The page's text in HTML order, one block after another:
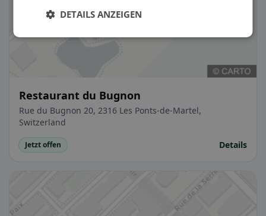
Restaurant du Bugnon
Rue du Bugnon 20, 2316 Les Ponts-de-Martel,
Switzerland
Jetzt offen Details
DETAILS ANZEIGEN